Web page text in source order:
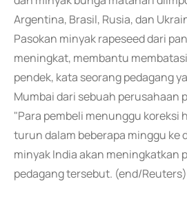
Argentina, Brasil, Rusia, dan
Pasokan minyak rapeseed dari
meningkat, membantu
pendek, kata seorang pedagang
Mumbai dari sebuah perusahaan
"Para pembeli menunggu koreksi
turun dalam beberapa minggu ke
minyak India akan meningkatkan
pedagang tersebut. (end/Reuters)